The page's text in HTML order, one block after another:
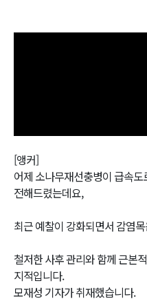
[앵커]
어제 소나무재선충병이 급속
전해드렸는데요,
최근 예찰이 강화되면서 감염
철저한 사후 관리와 함께 근본
지적입니다.
모재성 기자가 취재했습니다.